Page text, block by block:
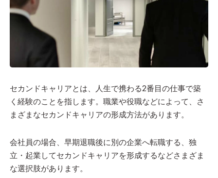
セカンドキャリアとは、人生で携わる2番目の仕事で築
く経験のことを指します。職業や役職などによって、さ
まざまなセカンドキャリアの形成方法があります。
会社員の場合、早期退職後に別の企業へ転職する、独
立・起業してセカンドキャリアを形成するなどさまざま
な選択肢があります。